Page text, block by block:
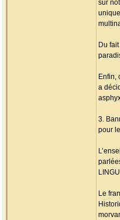
sur
Du
Enfin,
a
3.
pour
Le